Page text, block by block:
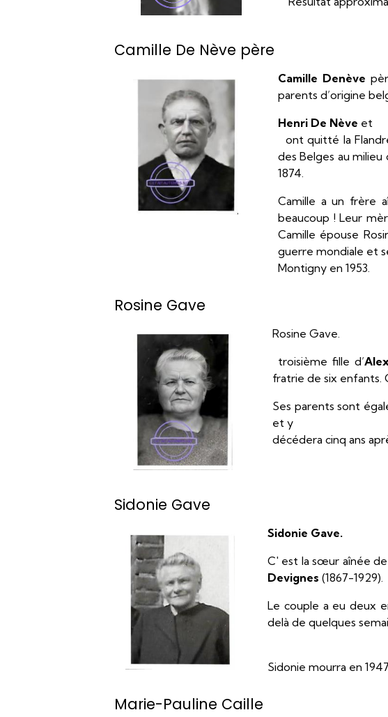
Camille De Nève père
Camille Denève
parents d’origine
Henri De Nève et
ont quitté la
des Belges au milieu
1874.
Camille a un frère
beaucoup ! Leur
Camille épouse
guerre mondiale et
Montigny en 1953.
Rosine Gave
Rosine Gave.
troisième fille d’
fratrie de six enfants.
Ses parents sont
et y
décédera cinq ans
Sidonie Gave
Sidonie Gave.
C' est la sœur aînée de
Devignes (1867-1929).
Le couple a eu deux
delà de quelques
Sidonie mourra en
Marie-Pauline Caille